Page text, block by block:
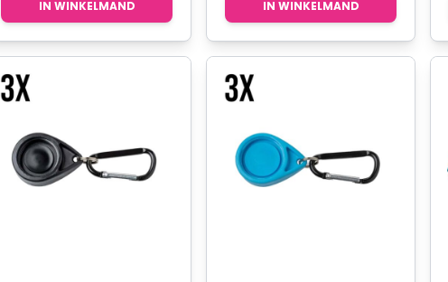
IN WINKELMAND IN WINKELMAND